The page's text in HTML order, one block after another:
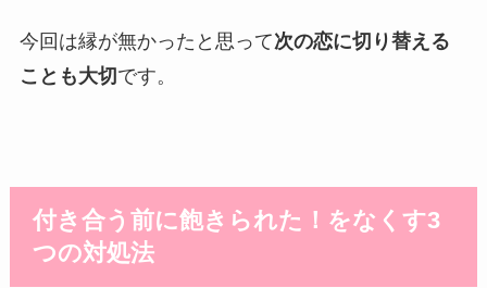
今回は縁が無かったと思って次の恋に切り替える
ことも大切です。
付き合う前に飽きられた！をなくす3
つの対処法